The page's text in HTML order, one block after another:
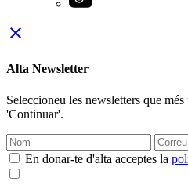
close
Alta Newsletter
Seleccioneu les newsletters que
'Continuar'.
En donar-te d'alta acceptes la